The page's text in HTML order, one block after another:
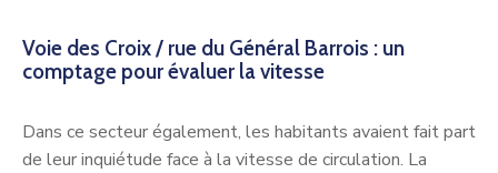
Voie des Croix / rue du Général Barrois : un
comptage pour évaluer la vitesse
Dans ce secteur également, les habitants avaient fait part
de leur inquiétude face à la vitesse de circulation. La